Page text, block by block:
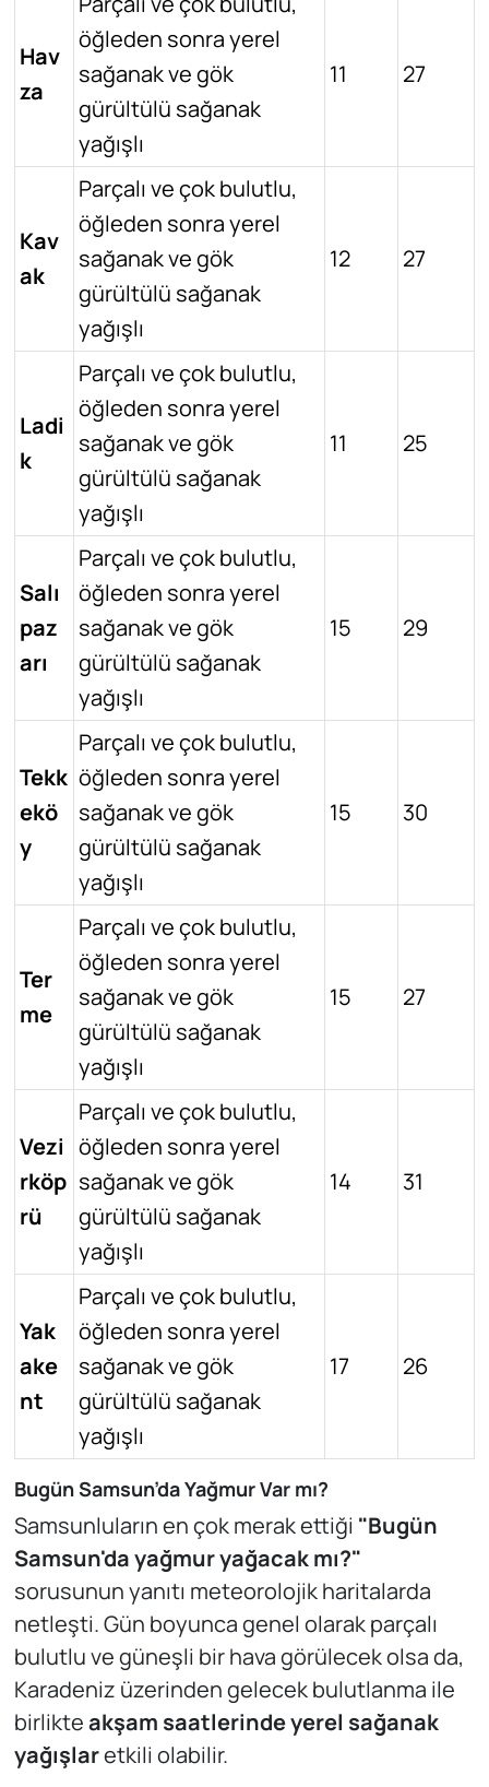
Hav
za
öğleden sonra yerel
sağanak ve gök
gürültülü sağanak
yağışlı
11 27
Kav
ak
Parçalı ve çok bulutlu,
öğleden sonra yerel
sağanak ve gök
gürültülü sağanak
yağışlı
12 27
Ladi
k
Parçalı ve çok bulutlu,
öğleden sonra yerel
sağanak ve gök
gürültülü sağanak
yağışlı
11 25
Salı
paz
arı
Parçalı ve çok bulutlu,
öğleden sonra yerel
sağanak ve gök
gürültülü sağanak
yağışlı
15 29
Tekk
ekö
y
Parçalı ve çok bulutlu,
öğleden sonra yerel
sağanak ve gök
gürültülü sağanak
yağışlı
15 30
Ter
me
Parçalı ve çok bulutlu,
öğleden sonra yerel
sağanak ve gök
gürültülü sağanak
yağışlı
15 27
Vezi
rköp
rü
Parçalı ve çok bulutlu,
öğleden sonra yerel
sağanak ve gök
gürültülü sağanak
yağışlı
14 31
Yak
ake
nt
Parçalı ve çok bulutlu,
öğleden sonra yerel
sağanak ve gök
gürültülü sağanak
yağışlı
17 26
Bugün Samsun’da Yağmur Var mı?
Samsunluların en çok merak ettiği "Bugün
Samsun'da yağmur yağacak mı?"
sorusunun yanıtı meteorolojik haritalarda
netleşti. Gün boyunca genel olarak parçalı
bulutlu ve güneşli bir hava görülecek olsa da,
Karadeniz üzerinden gelecek bulutlanma ile
birlikteakşam saatlerinde yerel sağanak
yağışlaretkili olabilir.